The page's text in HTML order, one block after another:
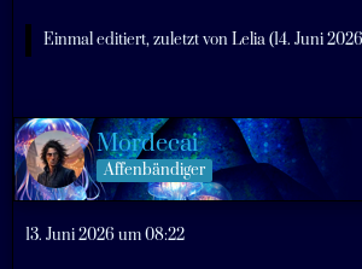
Einmal editiert, zuletzt vonLelia(14. Juni
Mordecai
Affenbändiger
13. Juni 2026 um 08:22